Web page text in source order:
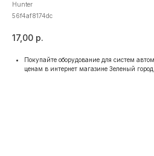
Hunter
56f4af8174dc
17,00 р.
Покупайте оборудование для систем
ценам в интернет магазине Зеленый